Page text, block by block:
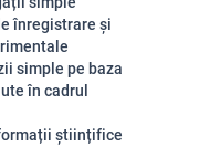
înregistrare și
simple pe baza
în cadrul
științifice